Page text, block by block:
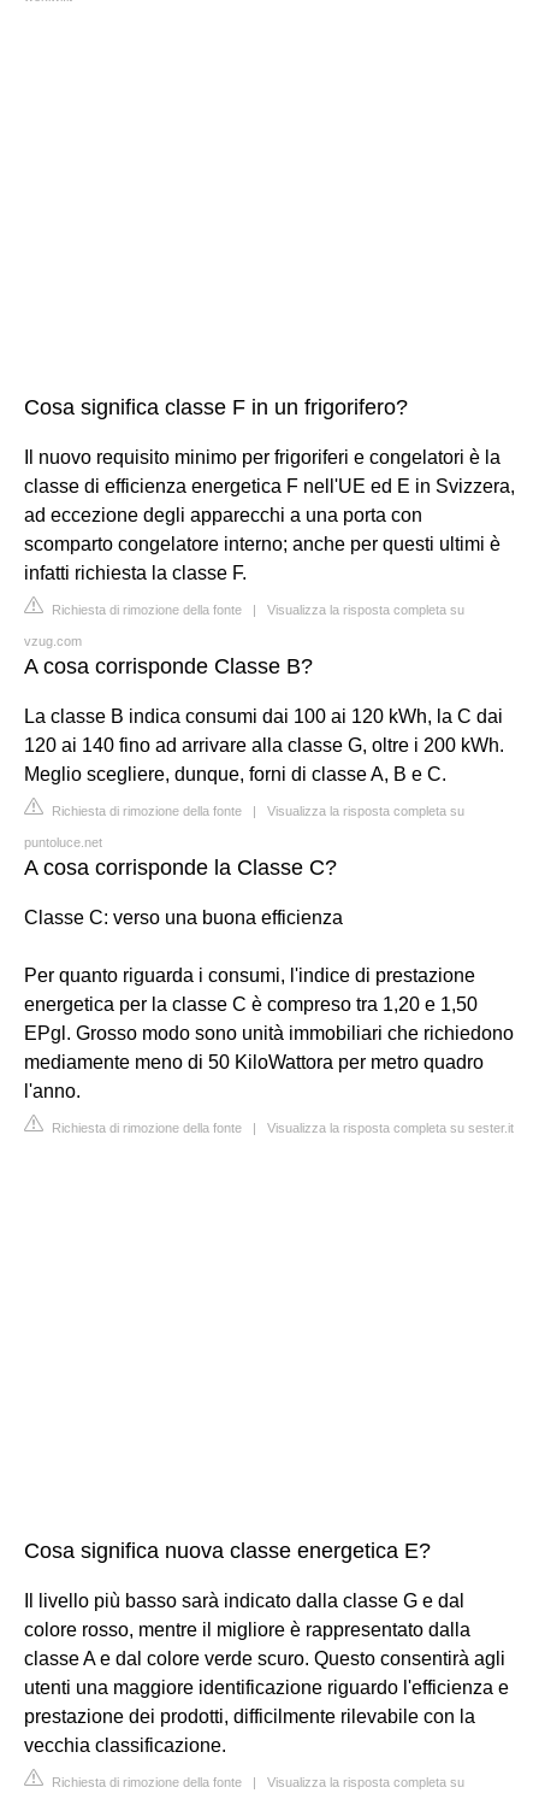
Cosa significa classe F in un frigorifero?
Il nuovo requisito minimo per frigoriferi e congelatori è la
classe di efficienza energetica F nell'UE ed E in Svizzera,
ad eccezione degli apparecchi a una porta con
scomparto congelatore interno; anche per questi ultimi è
infatti richiesta la classe F.
Richiesta di rimozione della fonte | Visualizza la risposta completa su
vzug.com
A cosa corrisponde Classe B?
La classe B indica consumi dai 100 ai 120 kWh, la C dai
120 ai 140 fino ad arrivare alla classe G, oltre i 200 kWh.
Meglio scegliere, dunque, forni di classe A, B e C.
Richiesta di rimozione della fonte | Visualizza la risposta completa su
puntoluce.net
A cosa corrisponde la Classe C?
Classe C: verso una buona efficienza
Per quanto riguarda i consumi, l'indice di prestazione
energetica per la classe C è compreso tra 1,20 e 1,50
EPgl. Grosso modo sono unità immobiliari che richiedono
mediamente meno di 50 KiloWattora per metro quadro
l'anno.
Richiesta di rimozione della fonte | Visualizza la risposta completa su sester.it
Cosa significa nuova classe energetica E?
Il livello più basso sarà indicato dalla classe G e dal
colore rosso, mentre il migliore è rappresentato dalla
classe A e dal colore verde scuro. Questo consentirà agli
utenti una maggiore identificazione riguardo l'efficienza e
prestazione dei prodotti, difficilmente rilevabile con la
vecchia classificazione.
Richiesta di rimozione della fonte | Visualizza la risposta completa su